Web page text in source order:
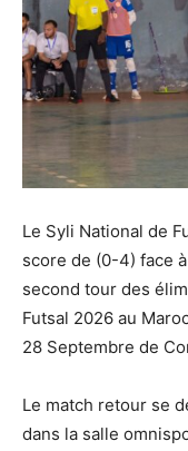
Le Syli National de
score de (0-4) face
second tour des
Futsal 2026 au
28 Septembre de
Le match retour se
dans la salle